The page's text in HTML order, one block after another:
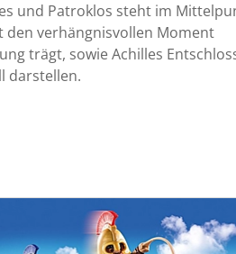
und Patroklos steht im
den verhängnisvollen Moment
trägt, sowie Achilles
darstellen.